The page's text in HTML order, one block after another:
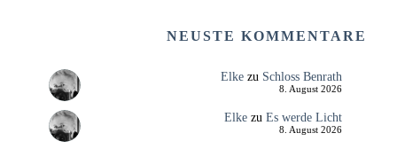
NEUSTE KOMMENTARE
Elkezu Schloss Benrath
8. August 2026
Elkezu Es werde Licht
8. August 2026